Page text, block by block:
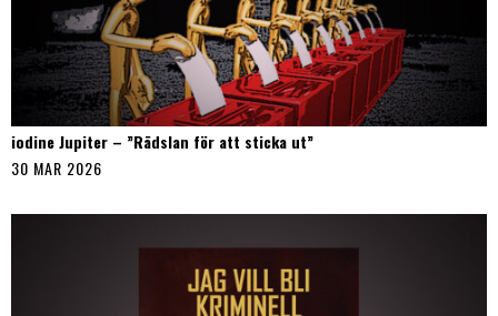
iodine Jupiter – ”Rädslan för att sticka ut”
30 MAR 2026